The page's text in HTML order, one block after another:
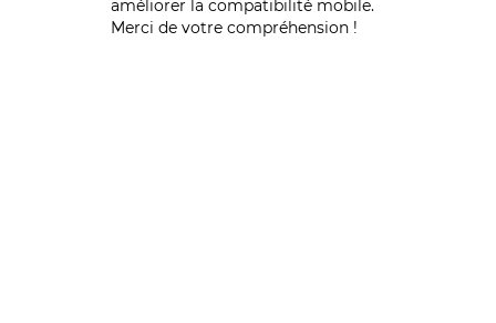
améliorer la compatibilité mobile.
Merci de votre compréhension !